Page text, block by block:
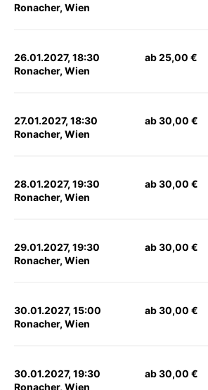
Ronacher, Wien
26.01.2027, 18:30
Ronacher, Wien
ab 25,00 €
27.01.2027, 18:30
Ronacher, Wien
ab 30,00 €
28.01.2027, 19:30
Ronacher, Wien
ab 30,00 €
29.01.2027, 19:30
Ronacher, Wien
ab 30,00 €
30.01.2027, 15:00
Ronacher, Wien
ab 30,00 €
30.01.2027, 19:30
Ronacher, Wien
ab 30,00 €